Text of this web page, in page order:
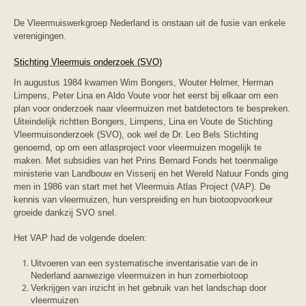
rapporten
Handleiding
Forum
Naar het forum
De Vleermuiswerkgroep Nederland is onstaan uit de fusie van enkele
verenigingen.
Stichting Vleermuis onderzoek (SVO)
In augustus 1984 kwamen Wim Bongers, Wouter Helmer, Herman
Limpens, Peter Lina en Aldo Voute voor het eerst bij elkaar om een
plan voor onderzoek naar vleermuizen met batdetectors te bespreken.
Uiteindelijk richtten Bongers, Limpens, Lina en Voute de Stichting
Vleermuisonderzoek (SVO), ook wel de Dr. Leo Bels Stichting
genoemd, op om een atlasproject voor vleermuizen mogelijk te
maken. Met subsidies van het Prins Bernard Fonds het toenmalige
ministerie van Landbouw en Visserij en het Wereld Natuur Fonds ging
men in 1986 van start met het Vleermuis Atlas Project (VAP). De
kennis van vleermuizen, hun verspreiding en hun biotoopvoorkeur
groeide dankzij SVO snel.
Het VAP had de volgende doelen:
Uitvoeren van een systematische inventarisatie van de in
Nederland aanwezige vleermuizen in hun zomerbiotoop
Verkrijgen van inzicht in het gebruik van het landschap door
vleermuizen